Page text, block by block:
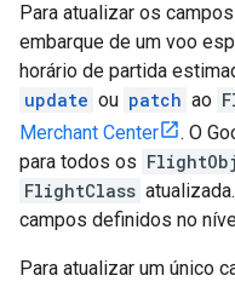
Para atualizar os
embarque de um voo
horário de partida
update ou patch ao
Merchant Center
. O
para todos os
FlightClass
campos definidos no
Para atualizar um único